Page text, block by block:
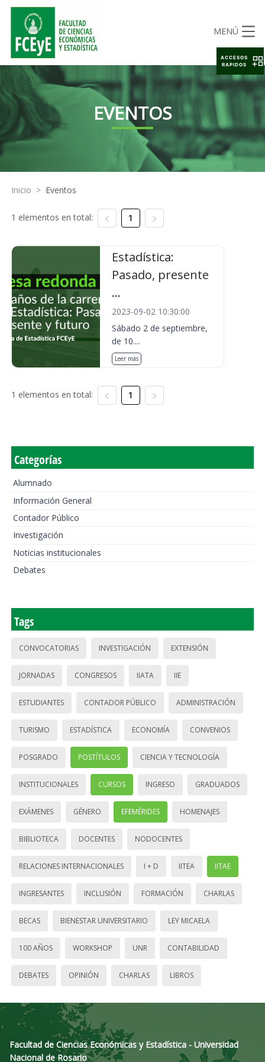
MENÚ
EVENTOS
Inicio > Eventos
1 elementos en total: 1
Estadística:
Pasado, presente
...
2023-09-02 10:30:00
Sábado 2 de septiembre,
de 10....
Leer más
1 elementos en total: 1
Categorías
Alumnado
Información General
Contador Público
Investigación
Noticias institucionales
Debates
Tags
CONVOCATORIAS INVESTIGACIÓN EXTENSIÓN
JORNADAS CONGRESOS IIATA IIE
ESTUDIANTES CONTADOR PÚBLICO ADMINISTRACIÓN
TURISMO ESTADÍSTICA ECONOMÍA CONVENIOS
POSGRADO POSTÍTULOS CIENCIA Y TECNOLOGÍA
INSTITUCIONALES CURSOS INGRESO GRADUADOS
EXÁMENES GÉNERO EFEMÉRIDES HOMENAJES
BIBLIOTECA DOCENTES NODOCENTES
RELACIONES INTERNACIONALES I + D IITEA IITAE
INGRESANTES INCLUSIÓN FORMACIÓN CHARLAS
BECAS BIENESTAR UNIVERSITARIO LEY MICAELA
100 AÑOS WORKSHOP UNR CONTABILIDAD
DEBATES OPINIÓN CHARLAS LIBROS
Facultad de Ciencias Económicas y Estadística - Universidad
Nacional de Rosario
ACCESOS
RAPIDOS